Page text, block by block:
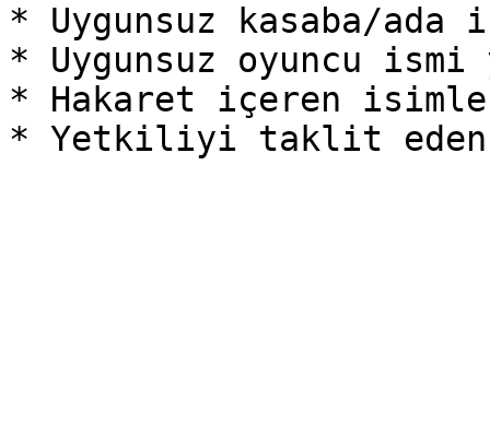
* Uygunsuz kasaba/ada
* Uygunsuz oyuncu
* Hakaret içeren